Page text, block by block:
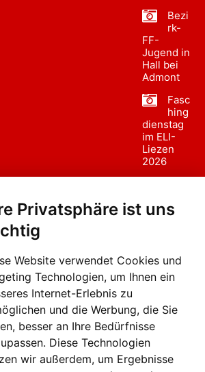
Privatsphäre ist uns
Website verwendet Cookies und
Technologien, um Ihnen ein
Internet-Erlebnis zu
und die Werbung, die Sie
besser an Ihre Bedürfnisse
Diese Technologien
wir außerdem, um Ergebnisse
Bezi
rk-
FF-
Jugend in
Hall bei
Admont
Fasc
hing
dienstag
im ELI-
Liezen
2026
sumzug
Liezen
Auf BLO24.at werben?
+43 (0)664 2226600